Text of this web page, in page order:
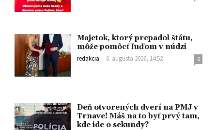
Majetok, ktorý prepadol štátu,
môže pomôcť ľuďom v núdzi
redakcia - 6. augusta 2026, 14:52 0
Deň otvorených dverí na PMJ v
Trnave! Máš na to byť prvý tam,
kde ide o sekundy?